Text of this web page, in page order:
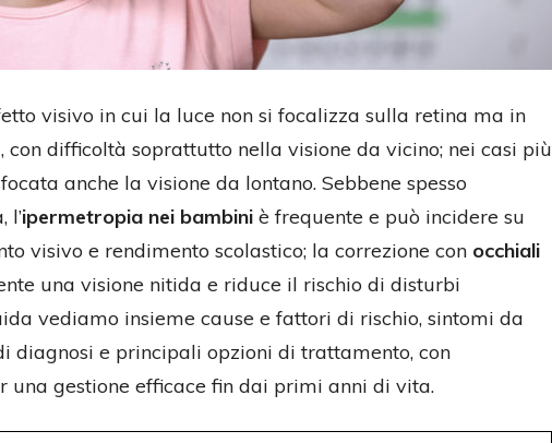
visivo in cui la luce non si focalizza sulla retina ma in
con difficoltà soprattutto nella visione da vicino; nei casi più
anche la visione da lontano. Sebbene spesso
l’ipermetropia nei bambini è frequente e può incidere su
visivo e rendimento scolastico; la correzione con occhiali
una visione nitida e riduce il rischio di disturbi
vediamo insieme cause e fattori di rischio, sintomi da
diagnosi e principali opzioni di trattamento, con
una gestione efficace fin dai primi anni di vita.